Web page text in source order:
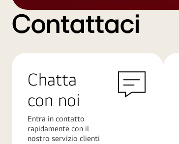
Contattaci
Chatta
con noi
Entra in contatto
rapidamente con il
nostro servizio clienti